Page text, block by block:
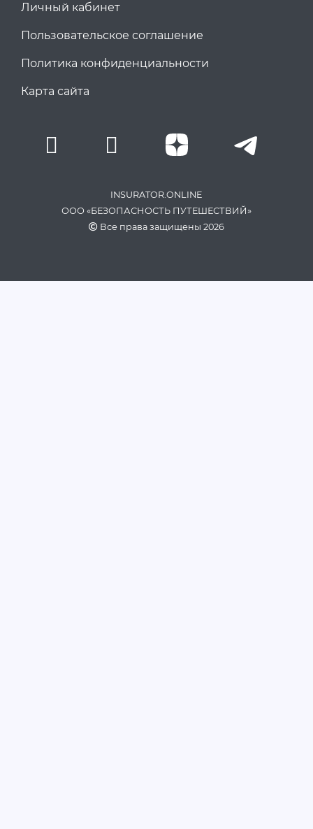
Личный кабинет
Пользовательское соглашение
Политика конфиденциальности
Карта сайта
INSURATOR.ONLINE
ООО «БЕЗОПАСНОСТЬ ПУТЕШЕСТВИЙ»
Все права защищены 2026